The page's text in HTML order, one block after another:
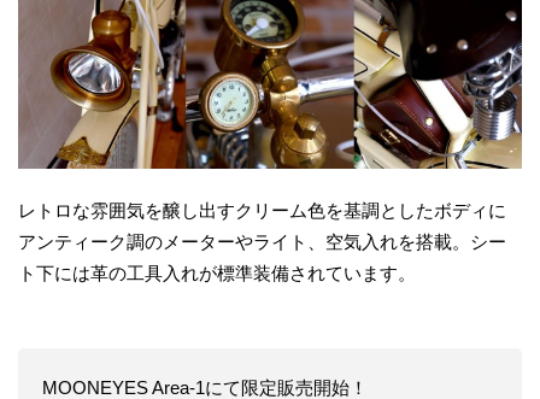
レトロな雰囲気を醸し出すクリーム色を基調としたボディに
アンティーク調のメーターやライト、空気入れを搭載。シー
ト下には革の工具入れが標準装備されています。
MOONEYES Area-1にて限定販売開始！